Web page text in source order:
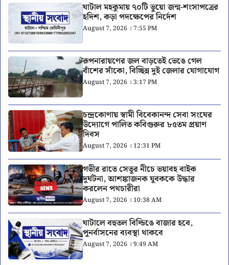
ঘাটাল মহকুমায় ৭০টি ভুয়ো জন্ম-শংসাপত্রের
হদিশ, কড়া পদক্ষেপের নির্দেশ
August 7, 2026 । 7:55 PM
রূপনারায়ণের জল বাড়তেই ভেঙে গেল
বাঁশের সাঁকো, বিচ্ছিন্ন দুই জেলার যোগাযোগ
August 7, 2026 । 3:17 PM
চন্দ্রকোণায় স্বামী বিবেকানন্দ সেবা সংঘের
উদ্যোগে পালিত কবিগুরুর ৮৫তম প্রয়াণ
দিবস
August 7, 2026 । 12:31 PM
গভীর রাতে সেতুর নীচে ভয়াবহ বাইক
দুর্ঘটনা, আশঙ্কাজনক যুবককে উদ্ধার
করলেন পথচারীরা
August 7, 2026 । 10:38 AM
ঘাটালে বহুতল বিল্ডিঙে বাজার হবে,
পুনর্বাসনের ব্যবস্থা থাকবে
August 7, 2026 । 9:49 AM